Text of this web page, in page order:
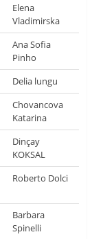
Elena
Vladimirska
Ana Sofia
Pinho
Delia lungu
Chovancova
Katarina
Dinçay
KOKSAL
Roberto Dolci
Barbara
Spinelli